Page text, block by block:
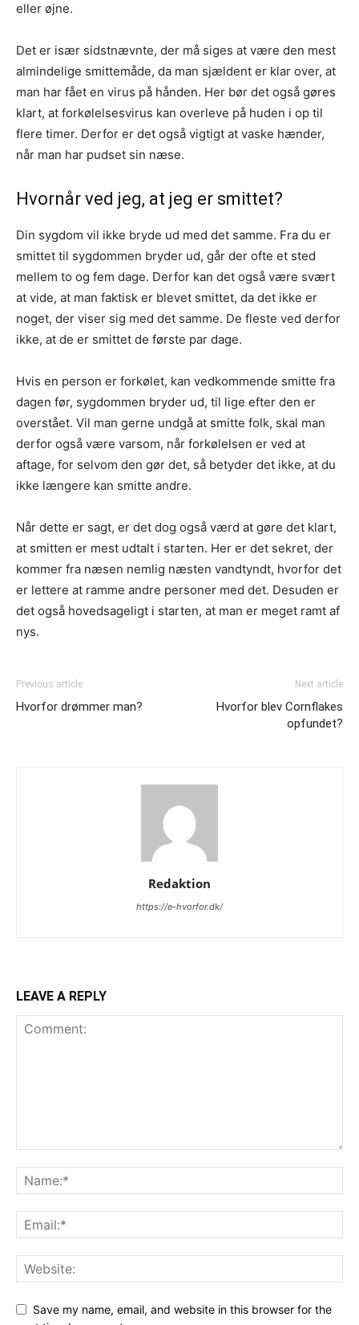
eller øjne.
Det er især sidstnævnte, der må siges at være den mest
almindelige smittemåde, da man sjældent er klar over, at
man har fået en virus på hånden. Her bør det også gøres
klart, at forkølelsesvirus kan overleve på huden i op til
flere timer. Derfor er det også vigtigt at vaske hænder,
når man har pudset sin næse.
Hvornår ved jeg, at jeg er smittet?
Din sygdom vil ikke bryde ud med det samme. Fra du er
smittet til sygdommen bryder ud, går der ofte et sted
mellem to og fem dage. Derfor kan det også være svært
at vide, at man faktisk er blevet smittet, da det ikke er
noget, der viser sig med det samme. De fleste ved derfor
ikke, at de er smittet de første par dage.
Hvis en person er forkølet, kan vedkommende smitte fra
dagen før, sygdommen bryder ud, til lige efter den er
overstået. Vil man gerne undgå at smitte folk, skal man
derfor også være varsom, når forkølelsen er ved at
aftage, for selvom den gør det, så betyder det ikke, at du
ikke længere kan smitte andre.
Når dette er sagt, er det dog også værd at gøre det klart,
at smitten er mest udtalt i starten. Her er det sekret, der
kommer fra næsen nemlig næsten vandtyndt, hvorfor det
er lettere at ramme andre personer med det. Desuden er
det også hovedsageligt i starten, at man er meget ramt af
nys.
Previous article
Hvorfor drømmer man?
Next article
Hvorfor blev Cornflakes
opfundet?
Redaktion
https://e-hvorfor.dk/
LEAVE A REPLY
Save my name, email, and website in this browser for the